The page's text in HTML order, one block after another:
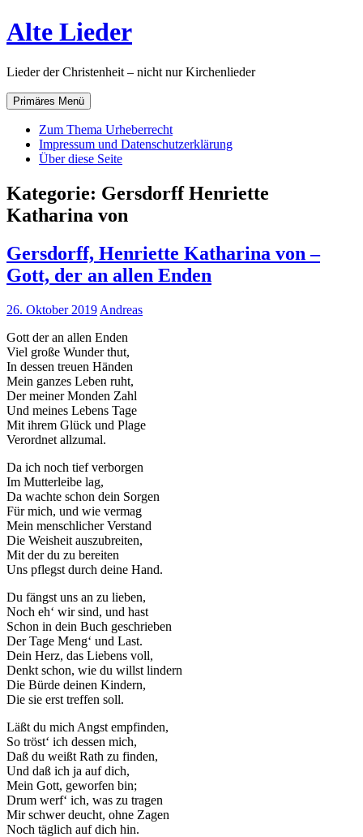
Zum
Inhalt
Alte Lieder
Lieder der Christenheit – nicht nur Kirchenlieder
Primäres Menü
Zum Thema Urheberrecht
Impressum und Datenschutzerklärung
Über diese Seite
Kategorie: Gersdorff Henriette
Katharina von
Gersdorff, Henriette Katharina von –
Gott, der an allen Enden
26. Oktober 2019 Andreas
Gott der an allen Enden
Viel große Wunder thut,
In dessen treuen Händen
Mein ganzes Leben ruht,
Der meiner Monden Zahl
Und meines Lebens Tage
Mit ihrem Glück und Plage
Verordnet allzumal.
Da ich noch tief verborgen
Im Mutterleibe lag,
Da wachte schon dein Sorgen
Für mich, und wie vermag
Mein menschlicher Verstand
Die Weisheit auszubreiten,
Mit der du zu bereiten
Uns pflegst durch deine Hand.
Du fängst uns an zu lieben,
Noch eh‘ wir sind, und hast
Schon in dein Buch geschrieben
Der Tage Meng‘ und Last.
Dein Herz, das Liebens voll,
Denkt schon, wie du willst lindern
Die Bürde deinen Kindern,
Die sie erst treffen soll.
Läßt du mich Angst empfinden,
So tröst‘ ich dessen mich,
Daß du weißt Rath zu finden,
Und daß ich ja auf dich,
Mein Gott, geworfen bin;
Drum werf‘ ich, was zu tragen
Mir schwer deucht, ohne Zagen
Noch täglich auf dich hin.